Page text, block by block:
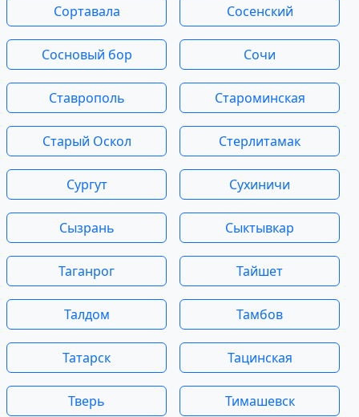
Сортавала Сосенский
Сосновый бор Сочи
Ставрополь Староминская
Старый Оскол Стерлитамак
Сургут Сухиничи
Сызрань Сыктывкар
Таганрог Тайшет
Талдом Тамбов
Татарск Тацинская
Тверь Тимашевск